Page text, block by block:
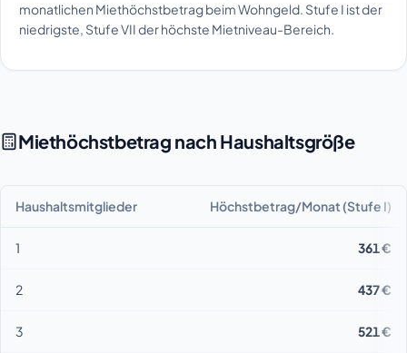
monatlichen Miethöchstbetrag beim Wohngeld. Stufe I ist der
niedrigste, Stufe VII der höchste Mietniveau-Bereich.
Miethöchstbetrag nach Haushaltsgröße
Haushaltsmitglieder Höchstbetrag/Monat (Stufe I)
1 361 €
2 437 €
3 521 €